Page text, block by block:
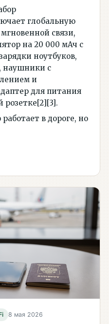
глобальную
связи,
на 20 000 мАч с
ноутбуков,
наушники с
и
для питания
розетке[2][3].
в дороге, но
8 мая 2026